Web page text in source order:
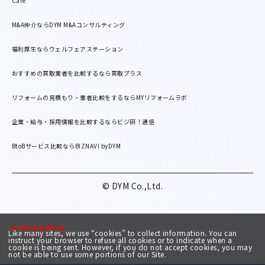
privacy policy
Like many sites, we use “cookies” to collect information. You can
instruct your browser to refuse all cookies or to indicate when a
cookie is being sent. However, if you do not accept cookies, you may
not be able to use some portions of our Site.
M&A仲介ならDYM M&Aコンサルティング
福利厚生ならウェルフェアステーション
おすすめの買取業者を比較するなら買取プラス
リフォームの見積もり・業者比較をするならMYリフォームラボ
企業・給与・採用情報を比較するならビジ研！通信
BtoBサービス比較ならBIZNAVI byDYM
© DYM Co.,Ltd.